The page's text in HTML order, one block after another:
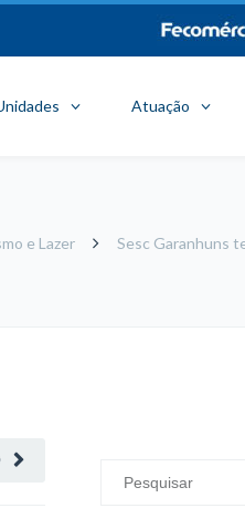
Atuação
e Lazer Sesc Garanhuns